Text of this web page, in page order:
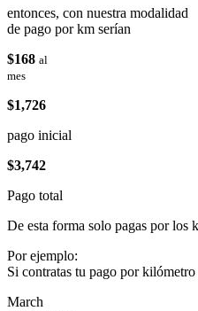
entonces, con nuestra modalidad
de pago por km serían
$168 al
mes
$1,726
pago inicial
$3,742
Pago total
De esta forma solo pagas por los
Por ejemplo:
Si contratas tu pago por kilómetro
March